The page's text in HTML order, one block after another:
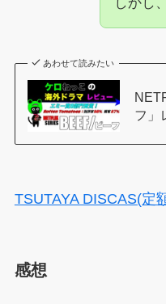
しかし
あわせて読みたい
フ」
TSUTAYA DISCAS(定
感想